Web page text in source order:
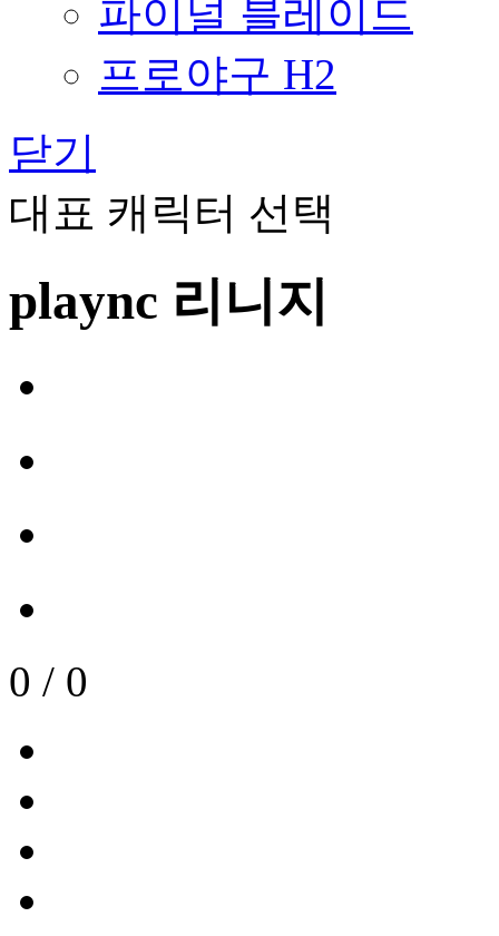
파이널 블레이드
프로야구 H2
닫기
대표 캐릭터 선택
plaync 리니지
0 / 0